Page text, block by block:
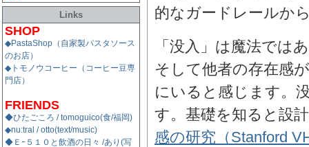
的なガードレールか
「没入」は魔法では
そして他者の存在感
にいると感じます。
す。基礎を知ると設
感の研究（Stanford
Links
SHOP
◆PastaShop（自家製パスタソース
のお店）
◆トモノウコーヒー（コーヒー豆専
門店）
FRIENDS
◆ひたごころ / tomoguico(食/福岡)
◆nu:tral / otto(text/music)
◆Ｅｰ５１０と飲酒の日々 /あり(写